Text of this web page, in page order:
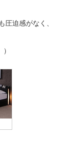
圧迫感がなく、